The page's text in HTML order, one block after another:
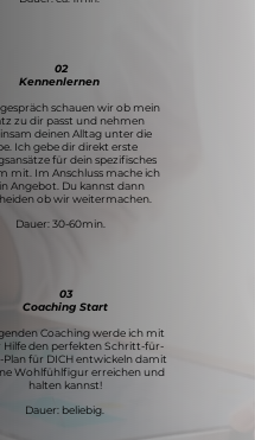
02
Kennenlernen
schauen wir ob mein
zu dir passt und nehmen
deinen Alltag unter die
Ich gebe dir direkt erste
für dein spezifisches
mit. Im Anschluss mache ich
Angebot. Du kannst dann
ob wir weitermachen.​
Dauer: 30-60min.
03
Coaching Start
Coaching werde ich mit
Hilfe den perfekten Schritt-für-
für DICH entwickeln damit
Wohlfühlfigur erreichen und
halten kannst!
​Dauer: beliebig.